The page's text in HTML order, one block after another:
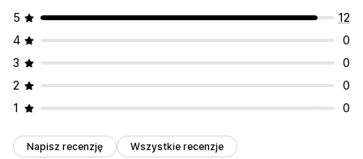
5
12
4
0
3
0
2
0
1
0
Napisz recenzję Wszystkie recenzje